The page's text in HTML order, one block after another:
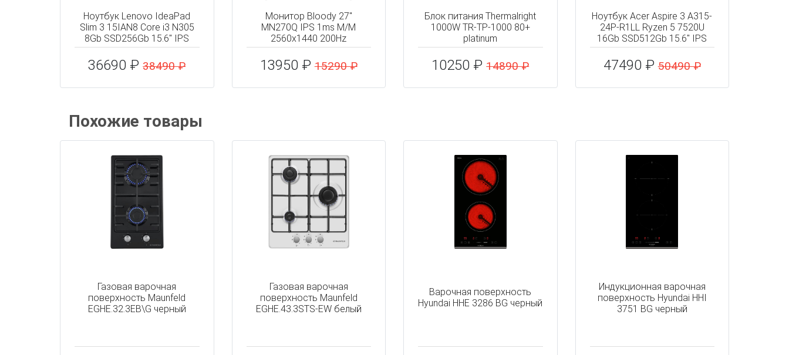
Ноутбук Lenovo IdeaPad
Slim 3 15IAN8 Core i3 N305
8Gb SSD256Gb 15.6" IPS
36690 ₽38490 ₽
Монитор Bloody 27"
MN270Q IPS 1ms M/M
2560x1440 200Hz
13950 ₽15290 ₽
Блок питания Thermalright
1000W TR-TP-1000 80+
platinum
10250 ₽14890 ₽
Ноутбук Acer Aspire 3 A315-
24P-R1LL Ryzen 5 7520U
16Gb SSD512Gb 15.6" IPS
47490 ₽50490 ₽
Похожие товары
Газовая варочная
поверхность Maunfeld
EGHE.32.3EB\G черный
Газовая варочная
поверхность Maunfeld
EGHE.43.3STS-EW белый
Варочная поверхность
Hyundai HHE 3286 BG черный
Индукционная варочная
поверхность Hyundai HHI
3751 BG черный